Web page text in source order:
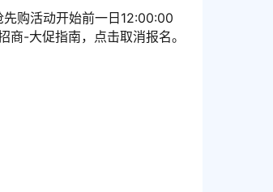
购活动开始前一日12:00:00
-大促指南，点击取消报名。